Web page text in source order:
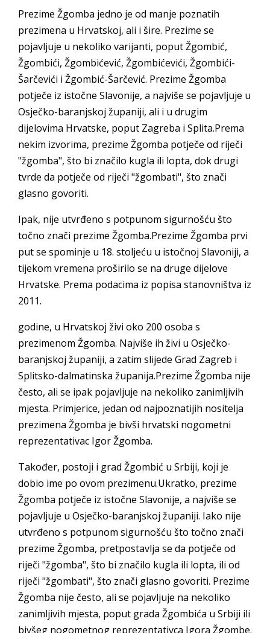
Prezime Žgomba jedno je od manje poznatih
prezimena u Hrvatskoj, ali i šire. Prezime se
pojavljuje u nekoliko varijanti, poput Žgombić,
Žgombići, Žgombićević, Žgombićevići, Žgombići-
Šarčevići i Žgombić-Šarčević. Prezime Žgomba
potječe iz istočne Slavonije, a najviše se pojavljuje u
Osječko-baranjskoj županiji, ali i u drugim
dijelovima Hrvatske, poput Zagreba i Splita.Prema
nekim izvorima, prezime Žgomba potječe od riječi
"žgomba", što bi značilo kugla ili lopta, dok drugi
tvrde da potječe od riječi "žgombati", što znači
glasno govoriti.
Ipak, nije utvrđeno s potpunom sigurnošću što
točno znači prezime Žgomba.Prezime Žgomba prvi
put se spominje u 18. stoljeću u istočnoj Slavoniji, a
tijekom vremena proširilo se na druge dijelove
Hrvatske. Prema podacima iz popisa stanovništva iz
2011.
godine, u Hrvatskoj živi oko 200 osoba s
prezimenom Žgomba. Najviše ih živi u Osječko-
baranjskoj županiji, a zatim slijede Grad Zagreb i
Splitsko-dalmatinska županija.Prezime Žgomba nije
često, ali se ipak pojavljuje na nekoliko zanimljivih
mjesta. Primjerice, jedan od najpoznatijih nositelja
prezimena Žgomba je bivši hrvatski nogometni
reprezentativac Igor Žgomba.
Također, postoji i grad Žgombić u Srbiji, koji je
dobio ime po ovom prezimenu.Ukratko, prezime
Žgomba potječe iz istočne Slavonije, a najviše se
pojavljuje u Osječko-baranjskoj županiji. Iako nije
utvrđeno s potpunom sigurnošću što točno znači
prezime Žgomba, pretpostavlja se da potječe od
riječi "žgomba", što bi značilo kugla ili lopta, ili od
riječi "žgombati", što znači glasno govoriti. Prezime
Žgomba nije često, ali se pojavljuje na nekoliko
zanimljivih mjesta, poput grada Žgombića u Srbiji ili
bivšeg nogometnog reprezentativca Igora Žgombe.